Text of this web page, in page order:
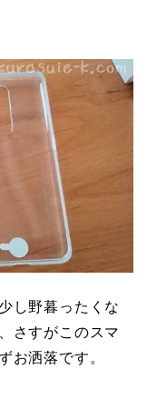
し野暮ったくな
さすがこのスマ
お洒落です。